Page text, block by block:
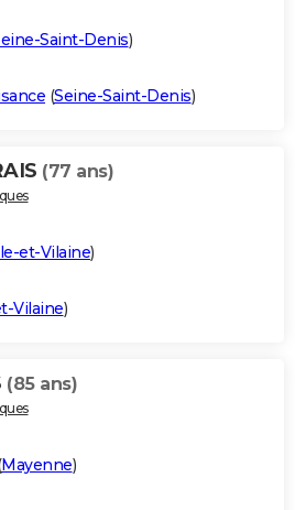
Saint-Denis)
(Seine-Saint-Denis)
(77 ans)
et-Vilaine)
Vilaine)
(85 ans)
Mayenne)